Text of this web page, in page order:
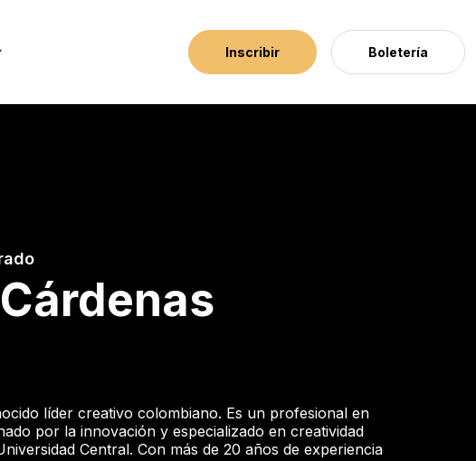
Inscribir Boletería
líder creativo colombiano. Es un profesional en
por la innovación y especializado en creatividad
Central. Con más de 20 años de experiencia